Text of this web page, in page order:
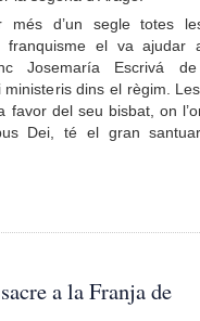
d’un segle totes
el va ajudar
Josemaría Escrivá de
dins el règim.
favor del seu bisbat, on
Dei, té el gran
a la Franja de